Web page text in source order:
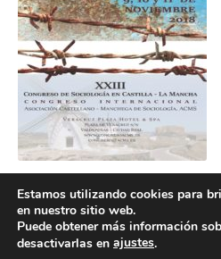
POLÍTICA DE COOKIES POLÍTICA
Estamos utilizando cookies para
en nuestro sitio web.
Puede obtener más información
desactivarlas en ajustes.